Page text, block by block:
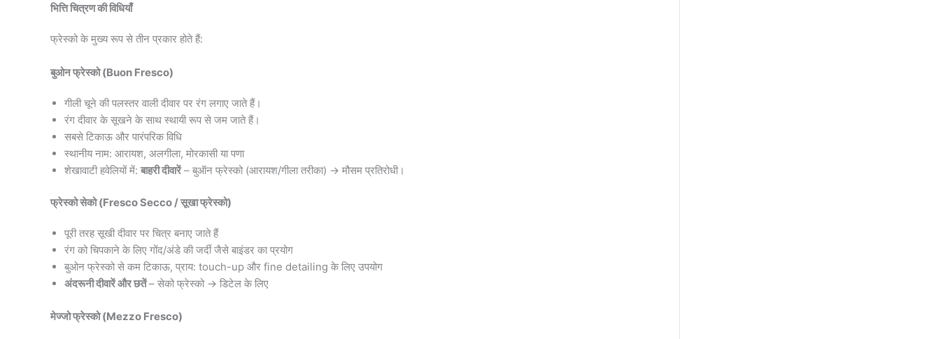
भित्ति चित्रण की विधियाँ
फ्रेस्को के मुख्य रूप से तीन प्रकार होते हैं:
बुओन फ्रेस्को (Buon Fresco)
गीली चूने की पलस्तर वाली दीवार पर रंग लगाए जाते हैं।
रंग दीवार के सूखने के साथ स्थायी रूप से जम जाते हैं।
सबसे टिकाऊ और पारंपरिक विधि
स्थानीय नाम: आरायश, अलगीला, मोरकासी या पणा
शेखावाटी हवेलियों में: बाहरी दीवारें– बुऑन फ्रेस्को (आरायश/गीला तरीका) → मौसम प्रतिरोधी।
फ्रेस्को सेको (Fresco Secco / सूखा फ्रेस्को)
पूरी तरह सूखी दीवार पर चित्र बनाए जाते हैं
रंग को चिपकाने के लिए गोंद/अंडे की जर्दी जैसे बाइंडर का प्रयोग
बुओन फ्रेस्को से कम टिकाऊ, प्राय: touch-up और fine detailing के लिए उपयोग
अंदरूनी दीवारें और छतें– सेको फ्रेस्को → डिटेल के लिए
मेज्जो फ्रेस्को (Mezzo Fresco)